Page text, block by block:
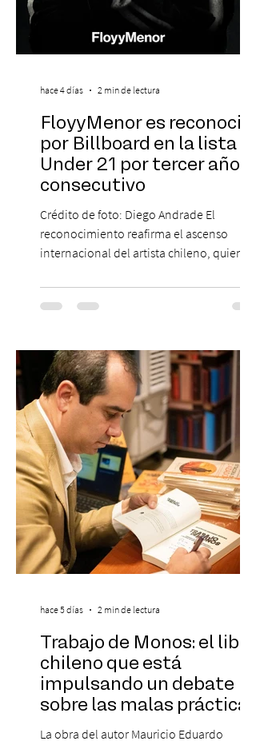
FloyyMenor es reconocido
por Billboard en la lista 21
Under 21 por tercer año
consecutivo
Crédito de foto: Diego Andrade El
reconocimiento reafirma el ascenso
internacional del artista chileno, quien
en la escena global. MIAMI, FL (3 de agosto
de 2026) — FloyyMenor ha sido
Under 21 por tercer año consecutivo,
formando parte una vez más de la
selección anual de la publicación que
destaca a los artistas menores de 21 años
más influyentes de la industria musical.
Este reconocimiento reaf
hace 4 días 2 min de lectura
Trabajo de Monos: el libro
chileno que está
impulsando un debate
sobre las malas prácticas
laborales y el futuro del
La obra del autor Mauricio Eduardo
hace 5 días 2 min de lectura